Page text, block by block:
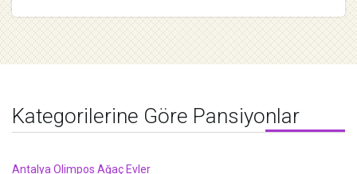
Kategorilerine Göre Pansiyonlar
Antalya Olimpos Ağaç Evler